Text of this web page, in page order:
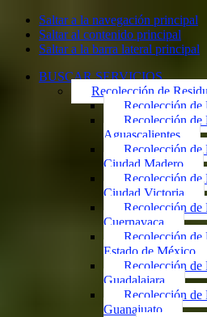
Saltar a la navegación principal
Saltar al contenido principal
Saltar a la barra lateral principal
BUSCAR SERVICIOS
Recolección de
Recolección de
Recolección de
Aguascalientes
Recolección de
Ciudad Madero
Recolección de
Ciudad Victoria
Recolección de
Cuernavaca
Recolección de
Estado de México
Recolección de
Guadalajara
Recolección de
Guanajuato